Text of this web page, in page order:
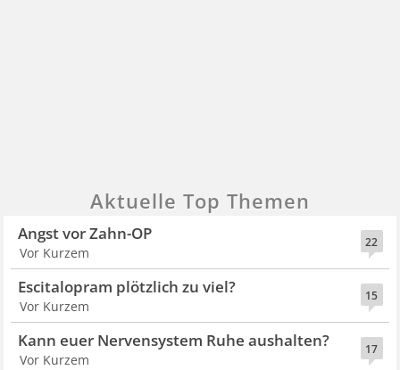
Aktuelle Top Themen
22
Angst vor Zahn-OP
Vor Kurzem
15
Escitalopram plötzlich zu viel?
Vor Kurzem
17
Kann euer Nervensystem Ruhe aushalten?
Vor Kurzem